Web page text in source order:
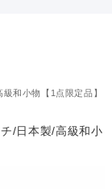
和小物【1点限定品】
/日本製/高級和小